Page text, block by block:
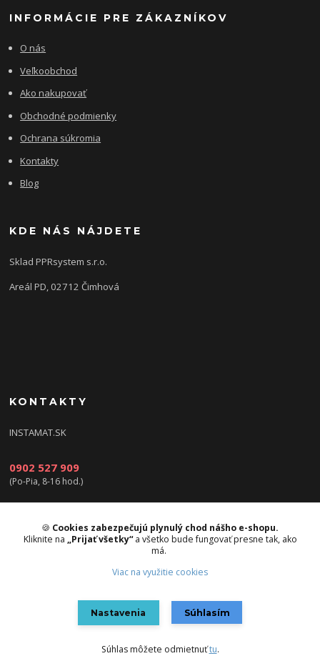
INFORMÁCIE PRE ZÁKAZNÍKOV
O nás
Veľkoobchod
Ako nakupovať
Obchodné podmienky
Ochrana súkromia
Kontakty
Blog
KDE NÁS NÁJDETE
Sklad PPRsystem s.r.o.
Areál PD, 02712 Čimhová
KONTAKTY
INSTAMAT.SK
0902 527 909
(Po-Pia, 8-16 hod.)
info@instamat.sk
🍪 Cookies zabezpečujú plynulý chod nášho e-shopu.
Kliknite na „Prijať všetky“a všetko bude fungovať presne tak, ako
má.
Viac na využitie cookies
Nastavenia Súhlasím
Súhlas môžete odmietnuťtu.